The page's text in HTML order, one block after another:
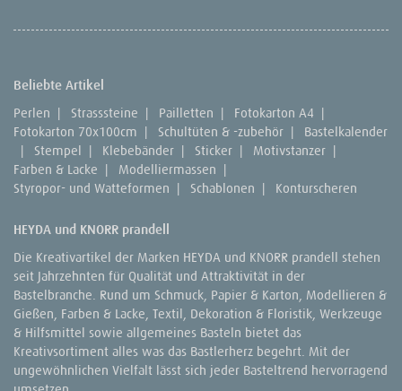
Beliebte Artikel
Perlen | Strasssteine | Pailletten | Fotokarton A4 |
Fotokarton 70x100cm | Schultüten & -zubehör |
Bastelkalender
|
Stempel | Klebebänder | Sticker | Motivstanzer |
Farben & Lacke | Modelliermassen |
Styropor- und Watteformen | Schablonen | Konturscheren
HEYDA und KNORR prandell
Die Kreativartikel der Marken HEYDA und KNORR prandell stehen
seit Jahrzehnten für Qualität und Attraktivität in der
Bastelbranche. Rund um Schmuck, Papier & Karton, Modellieren &
Gießen, Farben & Lacke, Textil, Dekoration & Floristik, Werkzeuge
& Hilfsmittel sowie allgemeines Basteln bietet das
Kreativsortiment alles was das Bastlerherz begehrt. Mit der
ungewöhnlichen Vielfalt lässt sich jeder Basteltrend hervorragend